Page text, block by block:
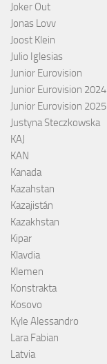
Joker Out
Jonas Lovv
Joost Klein
Julio Iglesias
Junior Eurovision
Junior Eurovision 2024
Junior Eurovision 2025
Justyna Steczkowska
KAJ
KAN
Kanada
Kazahstan
Kazajistán
Kazakhstan
Kipar
Klavdia
Klemen
Konstrakta
Kosovo
Kyle Alessandro
Lara Fabian
Latvia